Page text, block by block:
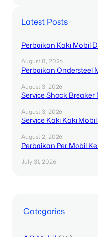
Latest Posts
Perbaikan Kaki Mobil
August 8, 2026
Perbaikan Ondersteel
August 3, 2026
Service Shock
August 3, 2026
Service Kaki Kaki
August 2, 2026
Perbaikan Per Mobil
July 31, 2026
Categories